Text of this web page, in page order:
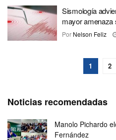
Sismología
mayor amenaza
Por Nelson Feliz
1 2
Noticias recomendadas
Manolo Pichardo
Fernández